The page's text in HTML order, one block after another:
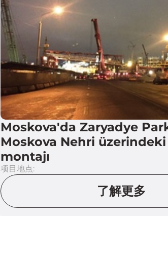
Moskova'da Zaryadye
Moskova Nehri
montajı
项目地点:
了解更多